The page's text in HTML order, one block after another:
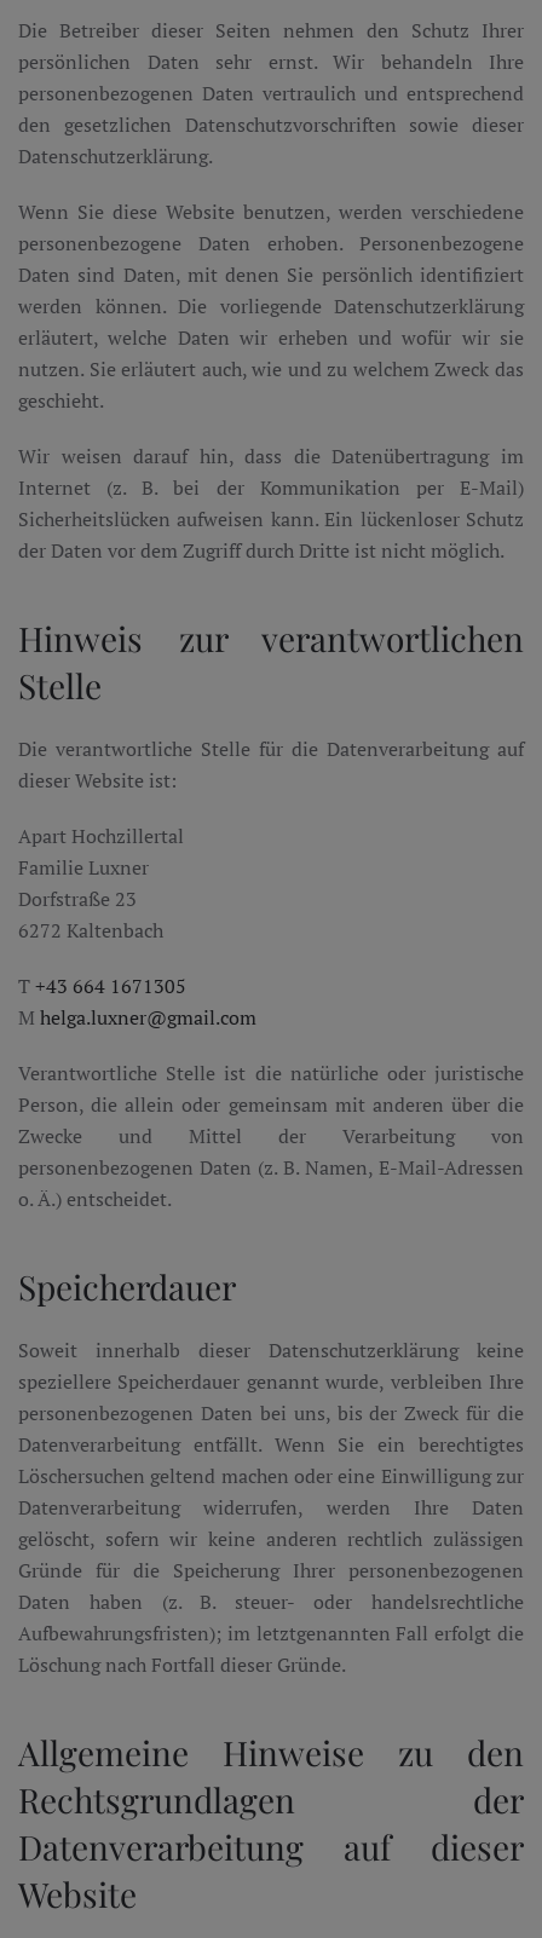
Die Betreiber dieser Seiten nehmen den Schutz Ihrer
persönlichen Daten sehr ernst. Wir behandeln Ihre
personenbezogenen Daten vertraulich und entsprechend
den gesetzlichen Datenschutzvorschriften sowie dieser
Datenschutzerklärung.
Wenn Sie diese Website benutzen, werden verschiedene
personenbezogene Daten erhoben. Personenbezogene
Daten sind Daten, mit denen Sie persönlich identifiziert
werden können. Die vorliegende Datenschutzerklärung
erläutert, welche Daten wir erheben und wofür wir sie
nutzen. Sie erläutert auch, wie und zu welchem Zweck das
geschieht.
Wir weisen darauf hin, dass die Datenübertragung im
Internet (z. B. bei der Kommunikation per E-Mail)
Sicherheitslücken aufweisen kann. Ein lückenloser Schutz
der Daten vor dem Zugriff durch Dritte ist nicht möglich.
Hinweis zur verantwortlichen
Stelle
Die verantwortliche Stelle für die Datenverarbeitung auf
dieser Website ist:
Apart Hochzillertal
Familie Luxner
Dorfstraße 23
6272 Kaltenbach
T+43 664 1671305
M helga.luxner@gmail.com
Verantwortliche Stelle ist die natürliche oder juristische
Person, die allein oder gemeinsam mit anderen über die
Zwecke und Mittel der Verarbeitung von
personenbezogenen Daten (z. B. Namen, E-Mail-Adressen
o. Ä.) entscheidet.
Speicherdauer
Soweit innerhalb dieser Datenschutzerklärung keine
speziellere Speicherdauer genannt wurde, verbleiben Ihre
personenbezogenen Daten bei uns, bis der Zweck für die
Datenverarbeitung entfällt. Wenn Sie ein berechtigtes
Löschersuchen geltend machen oder eine Einwilligung zur
Datenverarbeitung widerrufen, werden Ihre Daten
gelöscht, sofern wir keine anderen rechtlich zulässigen
Gründe für die Speicherung Ihrer personenbezogenen
Daten haben (z. B. steuer- oder handelsrechtliche
Aufbewahrungsfristen); im letztgenannten Fall erfolgt die
Löschung nach Fortfall dieser Gründe.
Allgemeine Hinweise zu den
Rechtsgrundlagen der
Datenverarbeitung auf dieser
Website